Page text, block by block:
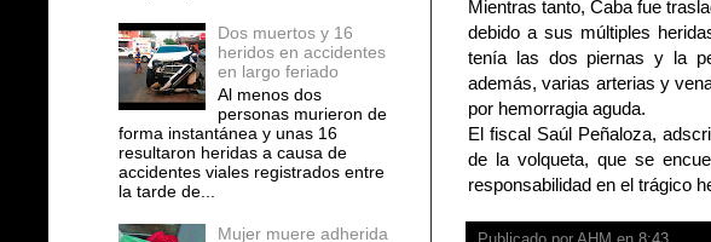
Mientras tanto, Caba fue
debido a sus múltiples
tenía las dos piernas y la
además, varias arterias y
por hemorragia aguda.
El fiscal Saúl Peñaloza,
de la volqueta, que se
responsabilidad en el trágico
Dos muertos y 16
heridos en accidentes
en largo feriado
Al menos dos
personas murieron de
forma instantánea y unas 16
resultaron heridas a causa de
accidentes viales registrados entre
la tarde de...
Mujer muere adherida